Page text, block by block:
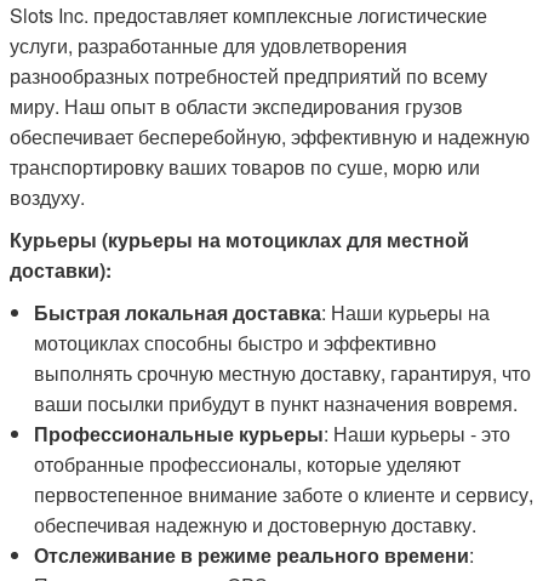
Slots Inc. предоставляет комплексные логистические
услуги, разработанные для удовлетворения
разнообразных потребностей предприятий по всему
миру. Наш опыт в области экспедирования грузов
обеспечивает бесперебойную, эффективную и надежную
транспортировку ваших товаров по суше, морю или
воздуху.
Курьеры (курьеры на мотоциклах для местной
доставки):
Быстрая локальная доставка: Наши курьеры на
мотоциклах способны быстро и эффективно
выполнять срочную местную доставку, гарантируя, что
ваши посылки прибудут в пункт назначения вовремя.
Профессиональные курьеры: Наши курьеры - это
отобранные профессионалы, которые уделяют
первостепенное внимание заботе о клиенте и сервису,
обеспечивая надежную и достоверную доставку.
Отслеживание в режиме реального времени: